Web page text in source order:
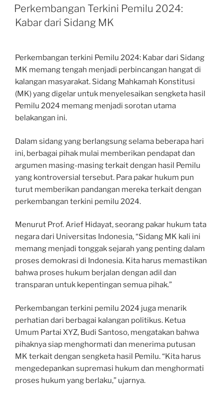
ON
Perkembangan Terkini Pemilu 2024:
Kabar dari Sidang MK
Perkembangan terkini Pemilu 2024: Kabar dari Sidang
MK memang tengah menjadi perbincangan hangat di
kalangan masyarakat. Sidang Mahkamah Konstitusi
(MK) yang digelar untuk menyelesaikan sengketa hasil
Pemilu 2024 memang menjadi sorotan utama
belakangan ini.
Dalam sidang yang berlangsung selama beberapa hari
ini, berbagai pihak mulai memberikan pendapat dan
argumen masing-masing terkait dengan hasil Pemilu
yang kontroversial tersebut. Para pakar hukum pun
turut memberikan pandangan mereka terkait dengan
perkembangan terkini pemilu 2024.
Menurut Prof. Arief Hidayat, seorang pakar hukum tata
negara dari Universitas Indonesia, “Sidang MK kali ini
memang menjadi tonggak sejarah yang penting dalam
proses demokrasi di Indonesia. Kita harus memastikan
bahwa proses hukum berjalan dengan adil dan
transparan untuk kepentingan semua pihak.”
Perkembangan terkini pemilu 2024 juga menarik
perhatian dari berbagai kalangan politikus. Ketua
Umum Partai XYZ, Budi Santoso, mengatakan bahwa
pihaknya siap menghormati dan menerima putusan
MK terkait dengan sengketa hasil Pemilu. “Kita harus
mengedepankan supremasi hukum dan menghormati
proses hukum yang berlaku,” ujarnya.